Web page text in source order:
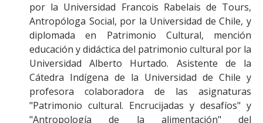
por la Universidad Francois Rabelais de Tours,
Antropóloga Social, por la Universidad de Chile, y
diplomada en Patrimonio Cultural, mención
educación y didáctica del patrimonio cultural por la
Universidad Alberto Hurtado. Asistente de la
Cátedra Indígena de la Universidad de Chile y
profesora colaboradora de las asignaturas
"Patrimonio cultural. Encrucijadas y desafíos" y
"Antropología de la alimentación" del